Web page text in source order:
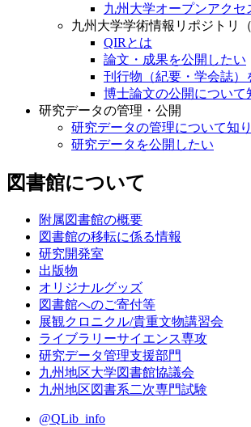
九州大学オープンアクセ
九州大学学術情報リポジトリ（
QIRとは
論文・成果を公開したい
刊行物（紀要・学会誌）
博士論文の公開について
研究データの管理・公開
研究データの管理について知
研究データを公開したい
図書館について
附属図書館の概要
図書館の移転に係る情報
研究開発室
出版物
オリジナルグッズ
図書館へのご寄付等
展観クロニクル/貴重文物講習会
ライブラリーサイエンス専攻
研究データ管理支援部門
九州地区大学図書館協議会
九州地区図書系二次専門試験
@QLib_info